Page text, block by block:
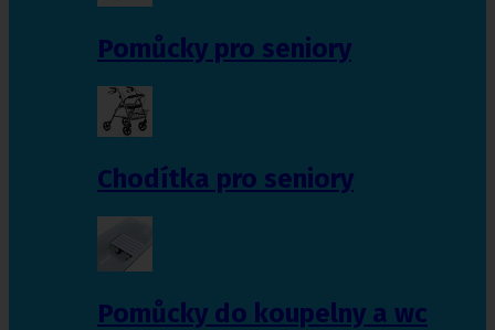
Pomůcky pro seniory
Chodítka pro seniory
Pomůcky do koupelny a wc